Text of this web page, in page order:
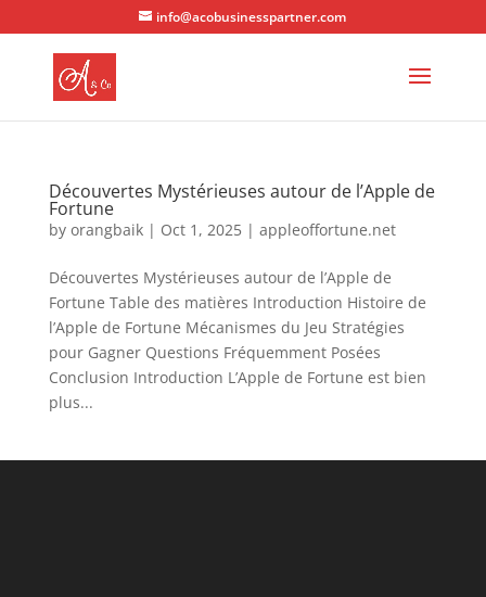
info@acobusinesspartner.com
Découvertes Mystérieuses autour de l’Apple de
Fortune
by orangbaik| Oct 1, 2025| appleoffortune.net
Découvertes Mystérieuses autour de l’Apple de
Fortune Table des matières Introduction Histoire de
l’Apple de Fortune Mécanismes du Jeu Stratégies
pour Gagner Questions Fréquemment Posées
Conclusion Introduction L’Apple de Fortune est bien
plus...